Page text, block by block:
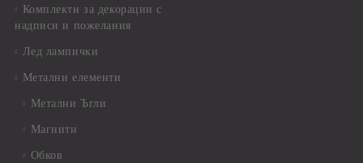
Комплекти за декорации с
надписи и пожелания
Лед лампички
Метални елементи
Метални Ъгли
Магнити
Обков